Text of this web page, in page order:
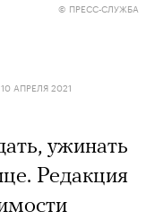
© ПРЕСС-СЛУЖБА
10 АПРЕЛЯ 2021
ужинать
Редакция